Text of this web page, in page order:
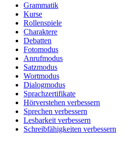
Grammatik
Kurse
Rollenspiele
Charaktere
Debatten
Fotomodus
Anrufmodus
Satzmodus
Wortmodus
Dialogmodus
Sprachzertifikate
Hörverstehen verbessern
Sprechen verbessern
Lesbarkeit verbessern
Schreibfähigkeiten verbessern